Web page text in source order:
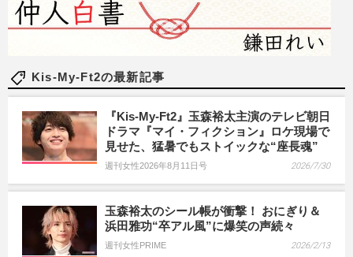
Kis-My-Ft2の最新記事
『Kis-My-Ft2』玉森裕太主演のテレビ朝日
ドラマ『マイ・フィクション』ロケ現場で
見せた、猛暑でもストイックな“座長魂”
週刊女性2026年8月11日号 2026/7/30
玉森裕太のシール帳が衝撃！ おにぎり＆
浜田雅功“卒アル風”に爆笑の声続々
週刊女性PRIME 2026/2/13